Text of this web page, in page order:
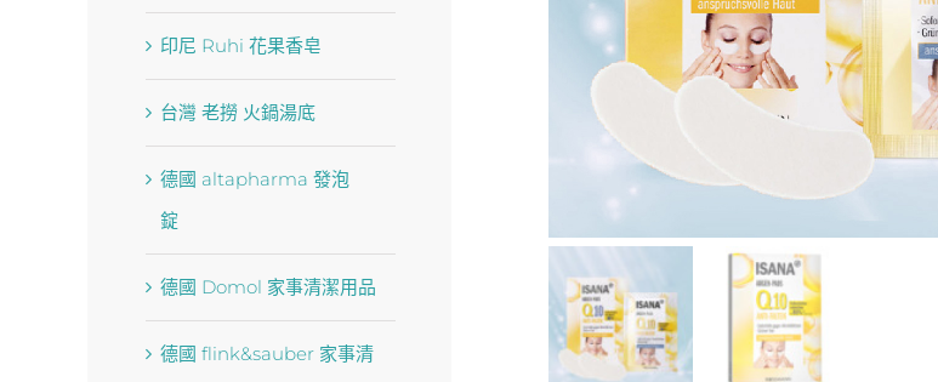
印尼 Ruhi 花果香皂
台灣 老撈 火鍋湯底
德國 altapharma 發泡
錠
德國 Domol 家事清潔用品
德國 flink&sauber 家事清